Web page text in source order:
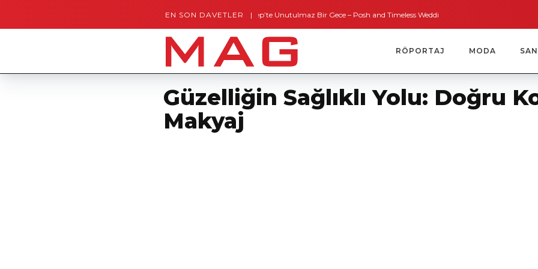
EN SON DAVETLER
Gaziantep’te Unutulmaz Bir Gece – Posh and Timeless Weddings Bodrum’dan İngiltere’ye Kısa
RÖPORTAJ MODA
Güzelliğin Sağlıklı Yolu: Doğru
Makyaj